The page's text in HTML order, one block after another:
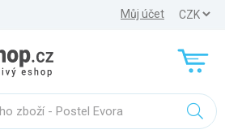
Můj účet